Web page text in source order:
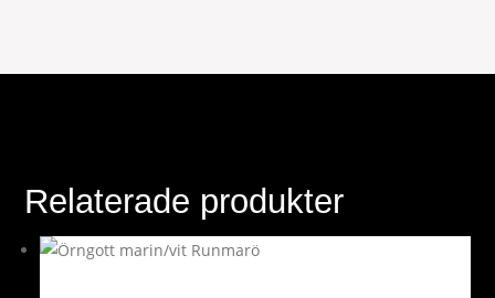
Relaterade produkter